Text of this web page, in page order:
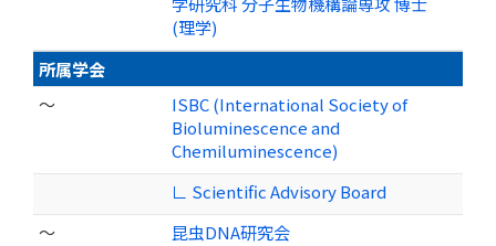
(理学)
所属学会
～
ISBC (International Society of
Bioluminescence and
Chemiluminescence)
∟ Scientific Advisory Board
～
昆虫DNA研究会